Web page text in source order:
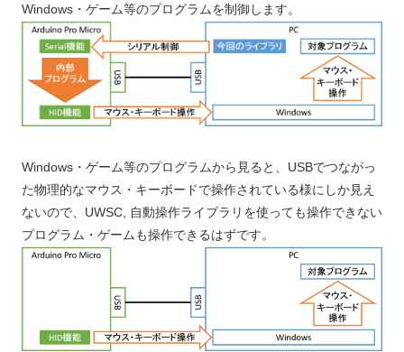
Windows・ゲーム等のプログラムを制御します。
Windows・ゲーム等のプログラムから見ると、USBでつながっ
た物理的なマウス・キーボードで操作されている様にしか見え
ないので、UWSC, 自動操作ライブラリを使っても操作できない
プログラム・ゲームも操作できるはずです。